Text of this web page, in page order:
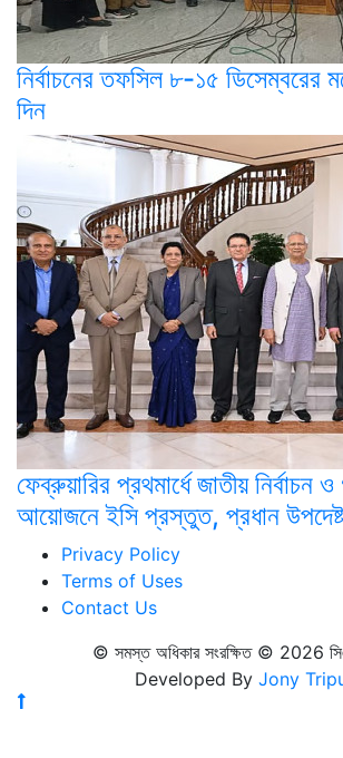
নির্বাচনের তফসিল ৮-১৫ ডিসেম্বরের
দিন
ফেব্রুয়ারির প্রথমার্ধে জাতীয় নির্বাচন
আয়োজনে ইসি প্রস্তুত, প্রধান
Privacy Policy
Terms of Uses
Contact Us
© সমস্ত অধিকার সংরক্ষিত © 2026
Developed By Jony